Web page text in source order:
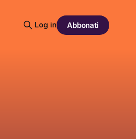
Log in Abbonati